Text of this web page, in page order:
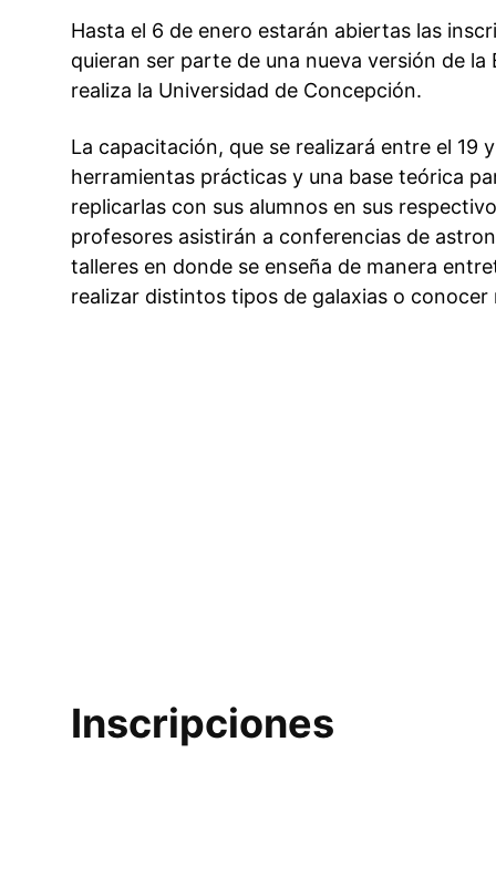
Hasta el 6 de enero estarán abiertas las
quieran ser parte de una nueva versión de
realiza la Universidad de Concepción.
La capacitación, que se realizará entre el
herramientas prácticas y una base teórica
replicarlas con sus alumnos en sus
profesores asistirán a conferencias de
talleres en donde se enseña de manera
realizar distintos tipos de galaxias o
Inscripciones